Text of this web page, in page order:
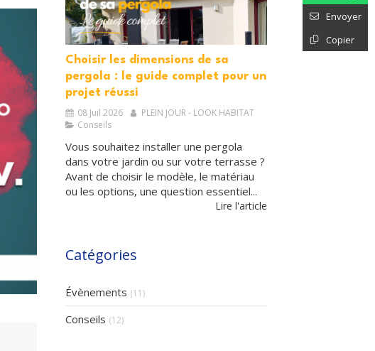
Envoyer
Copier
Choisir les dimensions de sa
pergola : le guide complet pour un
projet réussi
08 Juil 2026
PLEIN JOUR - LOOK HABITAT
Conseils
Vous souhaitez installer une pergola
dans votre jardin ou sur votre terrasse ?
Avant de choisir le modèle, le matériau
ou les options, une question essentiel...
Lire l'article
Catégories
Évènements (11)
Conseils (12)